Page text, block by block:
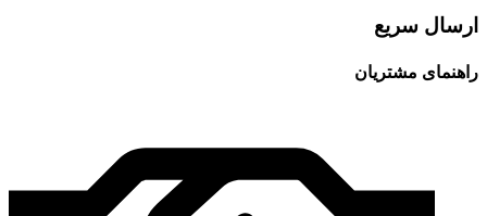
ارسال سریع
راهنمای مشتریان